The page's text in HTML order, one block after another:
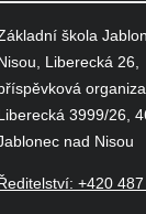
škola
Liberecká 26,
3999/26,
nad Nisou
+420